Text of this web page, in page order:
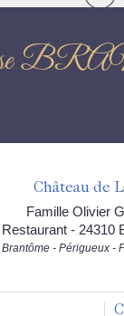
Château de
Famille Olivier
- 24310
- Périgueux -